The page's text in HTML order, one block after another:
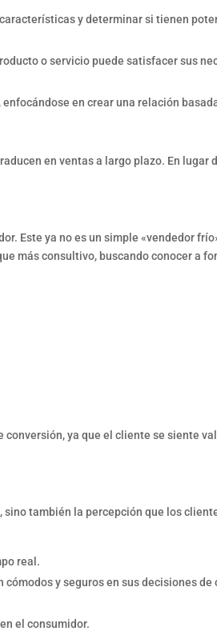
y determinar si tienen
o servicio puede satisfacer sus
en crear una relación
en ventas a largo plazo. En lugar
Este ya no es un simple «vendedor
más consultivo, buscando conocer a
ya que el cliente se siente
también la percepción que los
real.
y seguros en sus decisiones de
el consumidor.